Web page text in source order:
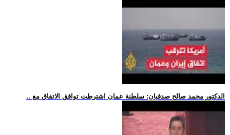
.. الدكتور محمد صالح صدقيان: سلطنة عمان اشترطت توافق الاتفاق مع